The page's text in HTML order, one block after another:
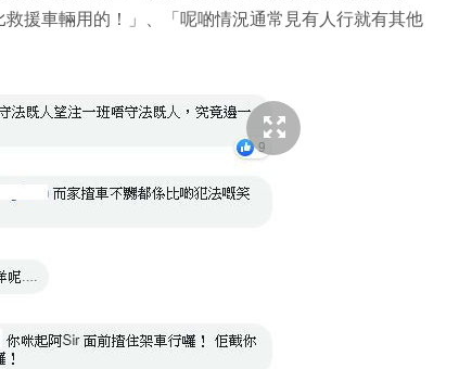
援車輛用的！」、「呢啲情況通常見有人行就有其他